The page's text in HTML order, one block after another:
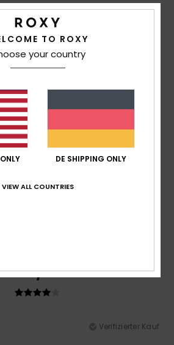
Stoff!
Produkt
5 /5
4/5
Verifizierter Kauf
TO ROXY
your country
DE SHIPPING ONLY
VIEW ALL COUNTRIES